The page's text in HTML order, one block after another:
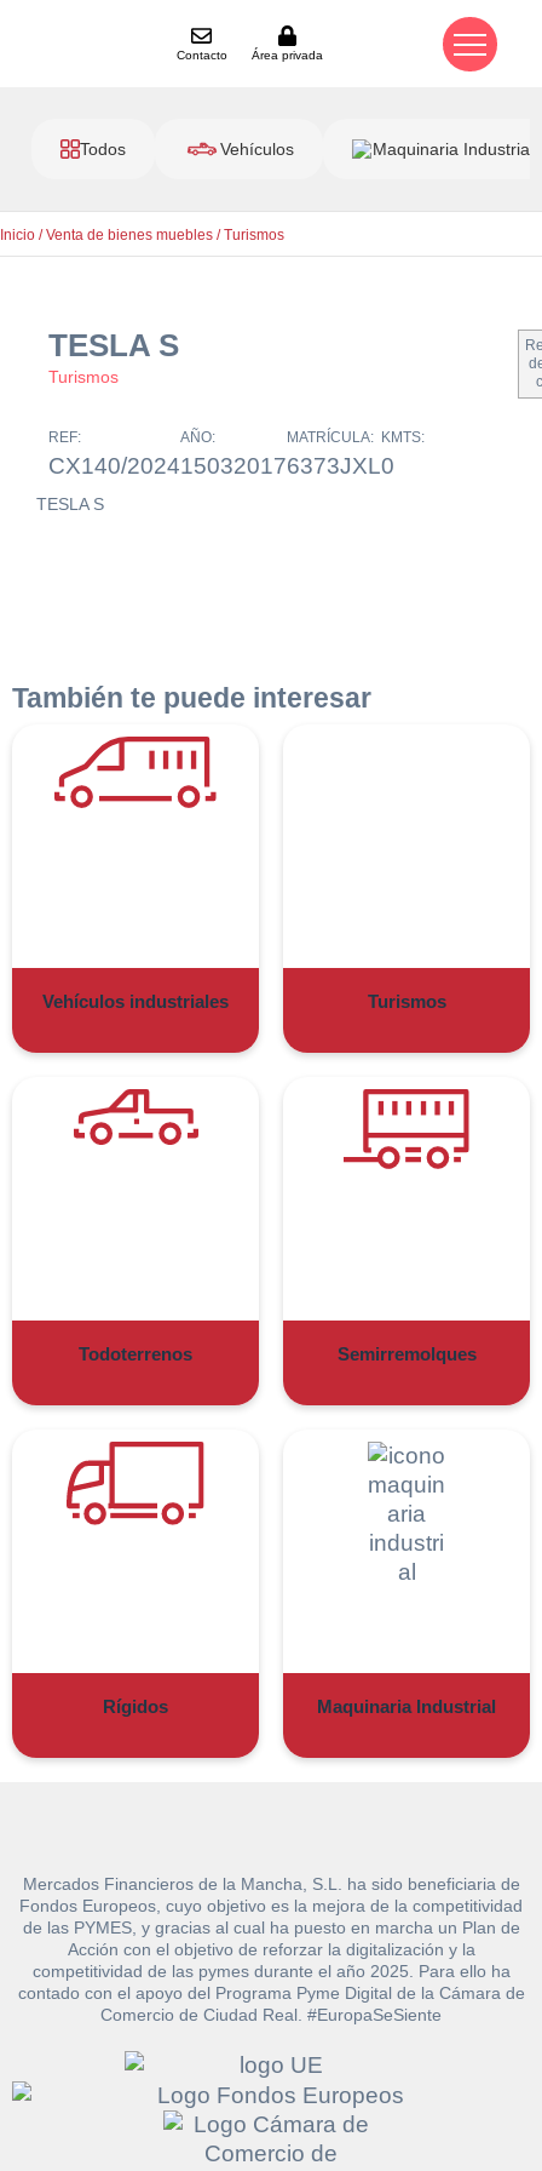
Contacto Área privada
Todos Vehículos Maquinaria Industrial
Inicio /Venta de bienes muebles /Turismos
TESLA S
Turismos
REF:
CX140/2024
AÑO:
15032017
MATRÍCULA:
6373JXL
KMTS:
0
TESLA S
También te puede interesar
Vehículos industriales Turismos
Todoterrenos Semirremolques
Rígidos Maquinaria Industrial
Mercados Financieros de la Mancha, S.L. ha sido beneficiaria de
Fondos Europeos, cuyo objetivo es la mejora de la competitividad
de las PYMES, y gracias al cual ha puesto en marcha un Plan de
Acción con el objetivo de reforzar la digitalización y la
competitividad de las pymes durante el año 2025. Para ello ha
contado con el apoyo del Programa Pyme Digital de la Cámara de
Comercio de Ciudad Real. #EuropaSeSiente
Solicitar
documentación
sobre la peritación
Hacer Oferta
Razón social* CIF/DNI Ofertante*